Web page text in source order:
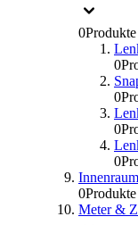
0
0
0
0
0
0
Meter &